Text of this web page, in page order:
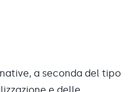
a seconda del tipo